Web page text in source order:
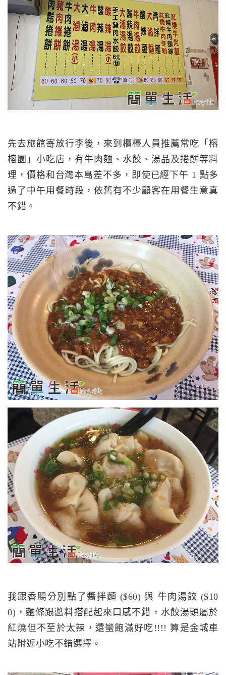
先去旅館寄放行李後，來到櫃檯人員推薦常吃「榕
榕園」小吃店，有牛肉麵、水餃、湯品及捲餅等料
理，價格和台灣本島差不多，即使已經下午 1 點多
過了中午用餐時段，依舊有不少顧客在用餐生意真
不錯。
我跟香腸分別點了醬拌麵 ($60) 與 牛肉湯餃 ($10
0)，麵條跟醬料搭配起來口感不錯，水餃湯頭屬於
紅燒但不至於太辣，還蠻飽滿好吃!!!! 算是金城車
站附近小吃不錯選擇。